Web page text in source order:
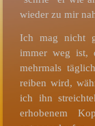
wieder zu mir
Ich mag nicht
immer weg ist,
mehrmals
reiben wird,
ich ihn
erhobenem